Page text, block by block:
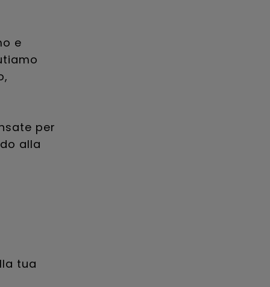
e
per
alla
tua